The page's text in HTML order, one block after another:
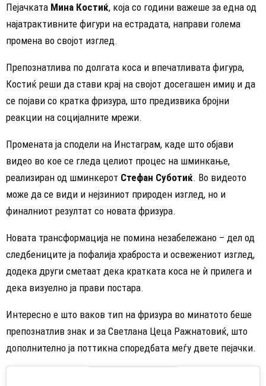
Пејачката Мина Костиќ, која со години важеше за една од
најатрактивните фигури на естрадата, направи голема
промена во својот изглед.
Препознатлива по долгата коса и впечатливата фигура,
Костиќ реши да стави крај на својот досегашен имиџ и да
се појави со кратка фризура, што предизвика бројни
реакции на социјалните мрежи.
Промената ја сподели на Инстаграм, каде што објави
видео во кое се гледа целиот процес на шминкање,
реализиран од шминкерот Стефан Суботиќ. Во видеото
може да се види и нејзиниот природен изглед, но и
финалниот резултат со новата фризура.
Новата трансформација не помина незабележано – дел од
следбениците ја пофалија храброста и освежениот изглед,
додека други сметаат дека кратката коса не ѝ прилега и
дека визуелно ја прави постара.
Интересно е што ваков тип на фризура во минатото беше
препознатлив знак и за Светлана Цеца Ражнатовиќ, што
дополнително ја поттикна споредбата меѓу двете пејачки.